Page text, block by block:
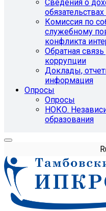
Сведения о
Комиссия по
служебному
конфликта
Обратная
коррупции
Доклады,
информация
Опросы
Опросы
НОКО.
образования